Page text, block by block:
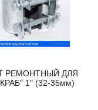
РЕМОНТНЫЙ ДЛЯ
1" (32-35мм)